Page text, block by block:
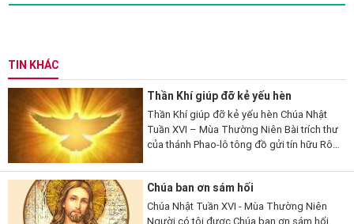
TIN KHÁC
Thần Khí giúp đỡ kẻ yếu hèn
Thần Khí giúp đỡ kẻ yếu hèn Chúa Nhật
Tuần XVI – Mùa Thường Niên Bài trích thư
của thánh Phao-lô tông đồ gửi tín hữu Rô-
Thần Khí giúp đỡ chúng ta là...
Chúa ban ơn sám hối
Chúa Nhật Tuần XVI - Mùa Thường Niên
Người có tội được Chúa ban ơn sám hối.